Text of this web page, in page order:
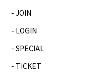
JOIN
LOGIN
SPECIAL
TICKET